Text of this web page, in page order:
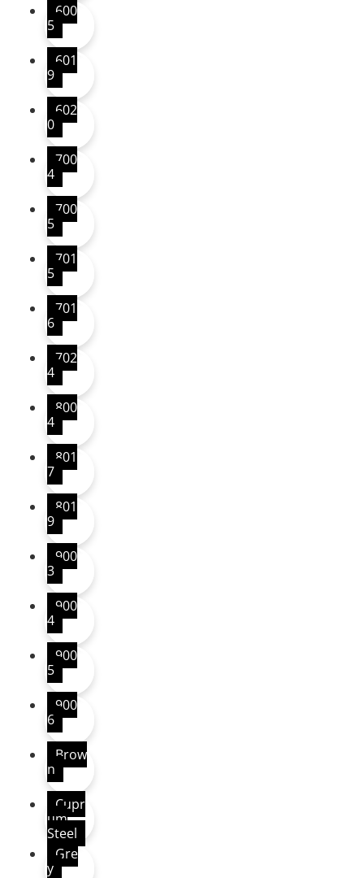
600
5
601
9
602
0
700
4
700
5
701
5
701
6
702
4
800
4
801
7
801
9
900
3
900
4
900
5
900
6
Brow
n
Cupr
um
Steel
Gre
y